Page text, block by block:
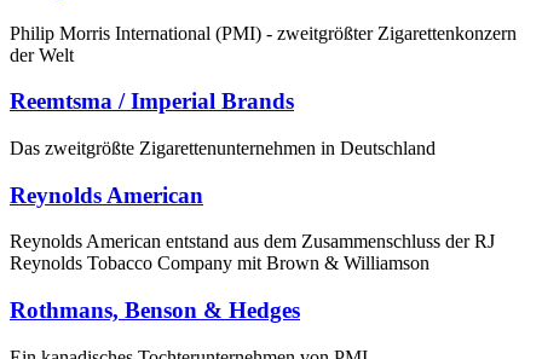
Philip Morris International (PMI) - zweitgrößter Zigarettenkonzern
der Welt
Reemtsma / Imperial Brands
Das zweitgrößte Zigarettenunternehmen in Deutschland
Reynolds American
Reynolds American entstand aus dem Zusammenschluss der RJ
Reynolds Tobacco Company mit Brown & Williamson
Rothmans, Benson & Hedges